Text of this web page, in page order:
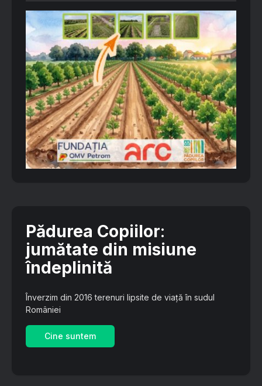
Pădurea Copiilor:
jumătate din misiune
îndeplinită
Înverzim din 2016 terenuri lipsite de viață în sudul
României
Cine suntem